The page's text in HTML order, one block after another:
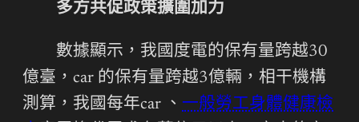
多方共促政策擴圍加力
數據顯示，我國度電的保有量跨越30
億臺，car 的保有量跨越3億輛，相干機構
測算，我國每年car 、 一般勞工身體健康檢